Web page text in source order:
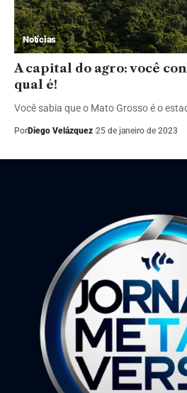
Notícias
A capital do agro: você
qual é!
Você sabia que o Mato Grosso é o
PorDiego Velázquez 25 de janeiro de 2023